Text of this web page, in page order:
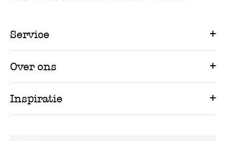
Service
Over ons
Inspiratie